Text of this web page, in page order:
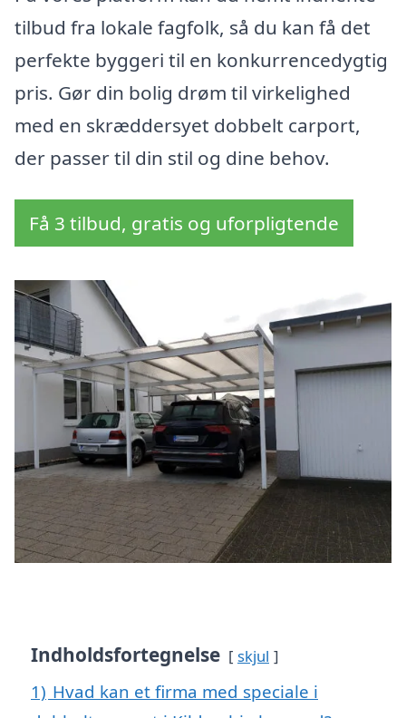
tilbud fra lokale fagfolk, så du kan få det
perfekte byggeri til en konkurrencedygtig
pris. Gør din bolig drøm til virkelighed
med en skræddersyet dobbelt carport,
der passer til din stil og dine behov.
Få 3 tilbud, gratis og uforpligtende
Indholdsfortegnelse skjul
1) Hvad kan et firma med speciale i